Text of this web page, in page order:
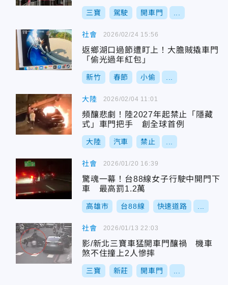
三寶 駕駛 開車門
社會
返鄉湖口過節遭盯上！大膽賊撬車門
「偷光過年紅包」
新竹 春節 小偷
2026/02/24 15:56
大陸
頻釀悲劇！陸2027年起禁止「隱藏
式」車門把手 創全球首例
大陸 汽車 禁止
2026/02/04 11:01
社會
驚魂一幕！台88線女子行駛中開門下
車 最高罰1.2萬
高雄市 台88線 快速道路
2026/01/20 16:39
社會
影/新北三寶車猛開車門釀禍 機車
煞不住撞上2人慘摔
三寶 新莊 開車門
2026/01/13 22:03